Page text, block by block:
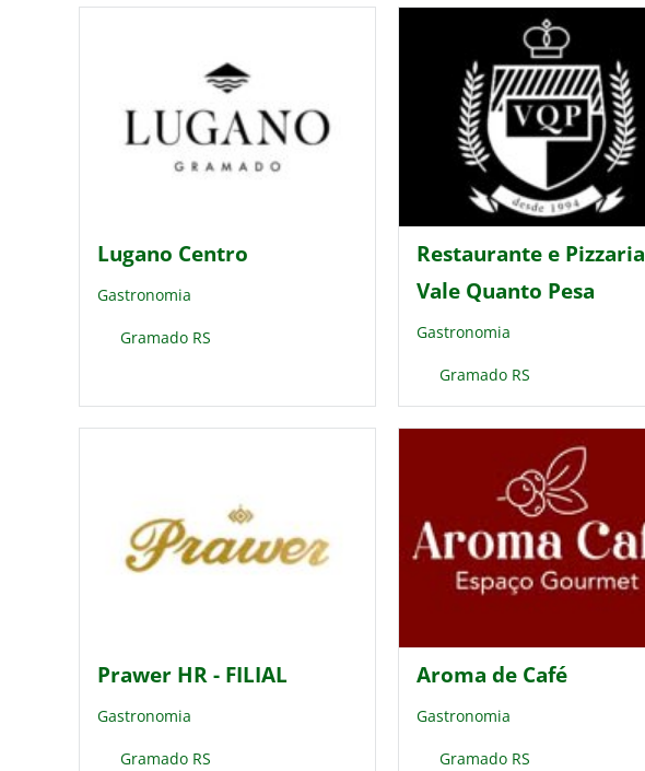
Lugano Centro
Gastronomia
Gramado RS
Restaurante e Pizzaria
Vale Quanto Pesa
Gastronomia
Gramado RS
Prawer HR - FILIAL
Gastronomia
Gramado RS
Aroma de Café
Gastronomia
Gramado RS